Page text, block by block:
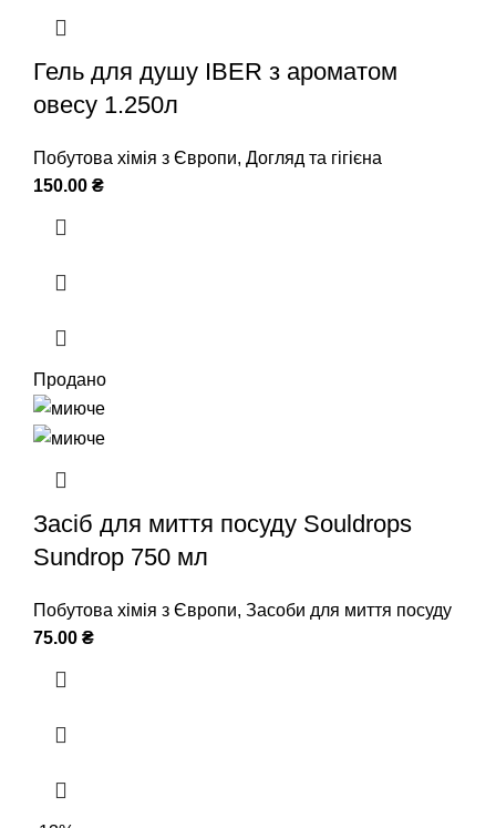
Гель для душу IBER з ароматом
овесу 1.250л
Побутова хімія з Європи, Догляд та гігієна
150.00 ₴
Продано
Засіб для миття посуду Souldrops
Sundrop 750 мл
Побутова хімія з Європи, Засоби для миття посуду
75.00 ₴